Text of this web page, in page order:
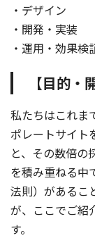
・デザイン
・開発・実装
・運用・効果検
【目的・
私たちはこれま
ポレートサイト
と、その数倍の
を積み重ねる中
法則）があるこ
が、ここでご紹
す。